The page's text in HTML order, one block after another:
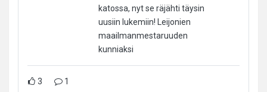
katossa, nyt se räjähti täysin
uusiin lukemiin! Leijonien
maailmanmestaruuden
kunniaksi
3 1